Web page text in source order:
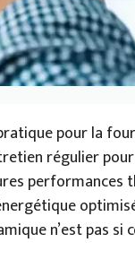
pour la
régulier
n’est pas si